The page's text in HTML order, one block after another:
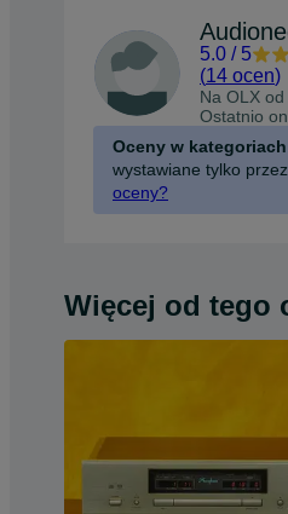
5.0 / 5
(14 ocen)
Na OLX od
Ostatnio
Oceny w
wystawiane tylko
oceny?
Więcej od tego